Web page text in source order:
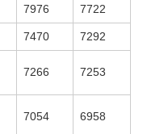
7976 7722
7470 7292
7266 7253
7054 6958